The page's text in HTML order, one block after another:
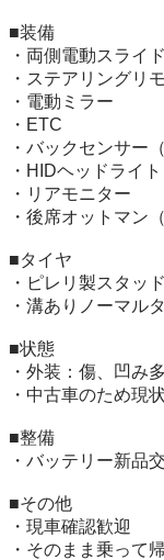
■装備
・両側電動スライ
・ステアリングリ
・電動ミラー
・ETC
・バックセンサー
・HIDヘッドライト
・リアモニター
・後席オットマン
■タイヤ
・ピレリ製スタッ
・溝ありノーマル
■状態
・外装：傷、凹み
・中古車のため現
■整備
・バッテリー新品
■その他
・現車確認歓迎
・そのまま乗って